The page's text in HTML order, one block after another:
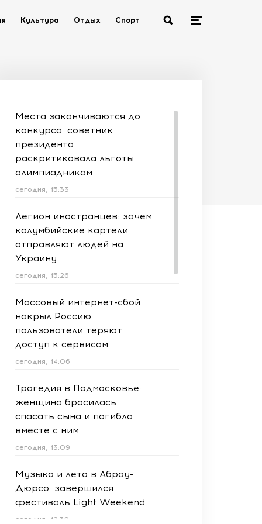
Культура Отдых Спорт
Места заканчиваются до
конкурса: советник
президента
раскритиковала льготы
олимпиадникам
сегодня, 15:33
Легион иностранцев: зачем
колумбийские картели
отправляют людей на
Украину
сегодня, 15:26
Массовый интернет-сбой
накрыл Россию:
пользователи теряют
доступ к сервисам
сегодня, 14:06
Трагедия в Подмосковье:
женщина бросилась
спасать сына и погибла
вместе с ним
сегодня, 13:09
Музыка и лето в Абрау-
Дюрсо: завершился
фестиваль Light Weekend
сегодня, 12:39